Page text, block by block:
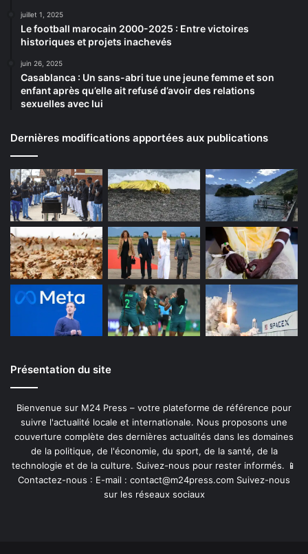
juillet 1, 2025
Le football marocain 2000-2025 : Entre victoires
historiques et projets inachevés
juin 26, 2025
Casablanca : Un sans-abri tue une jeune femme et son
enfant après qu’elle ait refusé d’avoir des relations
sexuelles avec lui
Dernières modifications apportées aux publications
Présentation du site
Bienvenue sur M24 Press – votre plateforme de référence pour
suivre l'actualité locale et internationale. Nous proposons une
couverture complète des dernières actualités dans les domaines
de la politique, de l'économie, du sport, de la santé, de la
technologie et de la culture. Suivez-nous pour rester informés. 📱
Contactez-nous : E-mail : contact@m24press.com Suivez-nous
sur les réseaux sociaux